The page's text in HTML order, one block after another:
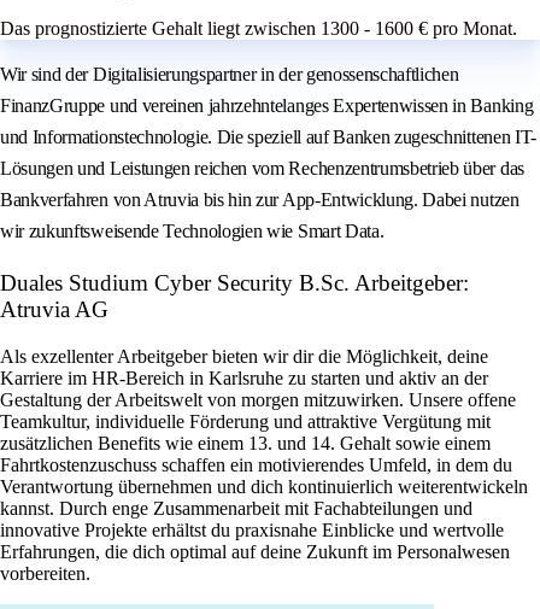
Das prognostizierte Gehalt liegt zwischen 1300 - 1600 € pro Monat.
Wir sind der Digitalisierungspartner in der genossenschaftlichen
FinanzGruppe und vereinen jahrzehntelanges Expertenwissen in Banking
und Informationstechnologie. Die speziell auf Banken zugeschnittenen IT-
Lösungen und Leistungen reichen vom Rechenzentrumsbetrieb über das
Bankverfahren von Atruvia bis hin zur App-Entwicklung. Dabei nutzen
wir zukunftsweisende Technologien wie Smart Data.
Duales Studium Cyber Security B.Sc. Arbeitgeber:
Atruvia AG
Als exzellenter Arbeitgeber bieten wir dir die Möglichkeit, deine
Karriere im HR-Bereich in Karlsruhe zu starten und aktiv an der
Gestaltung der Arbeitswelt von morgen mitzuwirken. Unsere offene
Teamkultur, individuelle Förderung und attraktive Vergütung mit
zusätzlichen Benefits wie einem 13. und 14. Gehalt sowie einem
Fahrtkostenzuschuss schaffen ein motivierendes Umfeld, in dem du
Verantwortung übernehmen und dich kontinuierlich weiterentwickeln
kannst. Durch enge Zusammenarbeit mit Fachabteilungen und
innovative Projekte erhältst du praxisnahe Einblicke und wertvolle
Erfahrungen, die dich optimal auf deine Zukunft im Personalwesen
vorbereiten.